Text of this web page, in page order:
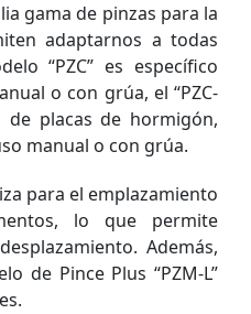
gama de pinzas para la
adaptarnos a todas
“PZC” es específico
o con grúa, el “PZC-
de placas de hormigón,
manual o con grúa.
para el emplazamiento
lo que permite
Además,
de Pince Plus “PZM-L”